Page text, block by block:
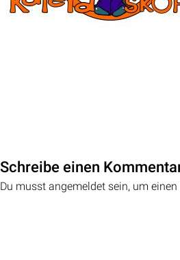
Schreibe einen
Du musst angemeldet sein, um